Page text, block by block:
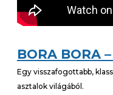
BORA BORA
Egy visszafogottabb,
asztalok világából.